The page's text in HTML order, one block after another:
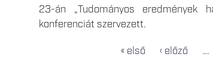
23-án „Tudományos eredmények
konferenciát szervezett.
« első ‹ előző …